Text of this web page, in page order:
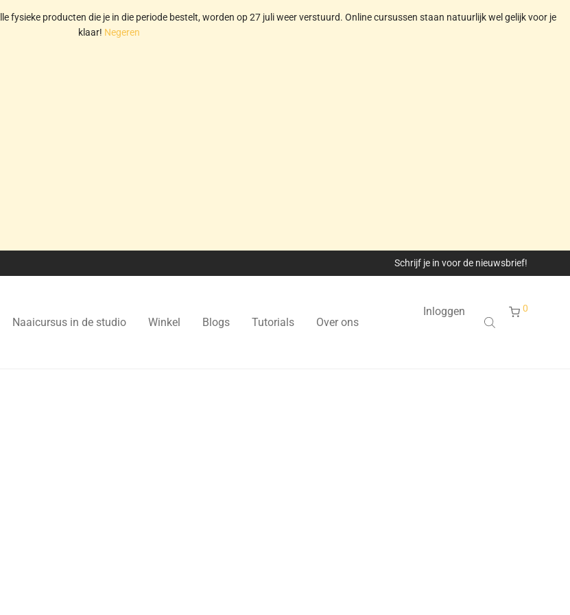
fysieke producten die je in die periode bestelt, worden op 27 juli weer verstuurd. Online cursussen staan natuurlijk wel gelijk voor je
klaar! Negeren
Schrijf je in voor de nieuwsbrief!
Naaicursus in de studio Winkel Blogs Tutorials Over ons
Inloggen 0